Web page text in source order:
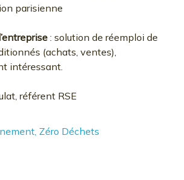
parisienne
: solution de réemploi de
(achats, ventes),
intéressant.
référent RSE
, Zéro Déchets